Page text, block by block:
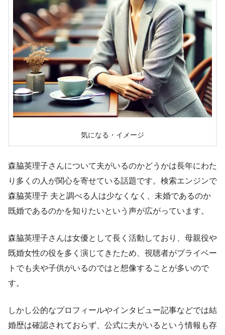
気になる・イメージ
森脇英理子さんについて夫がいるのかどうかは長年にわた
り多くの人が関心を寄せている話題です。検索エンジンで
森脇英理子 夫と調べる人は少なくなく、未婚であるのか
既婚であるのかを知りたいという声が広がっています。
森脇英理子さんは女優として長く活動しており、母親役や
既婚女性の役を多く演じてきたため、視聴者がプライベー
トでも夫や子供がいるのではと想像することが多いので
す。
しかし公的なプロフィールやインタビュー記事などでは結
婚歴は確認されておらず、公式に夫がいるという情報も存